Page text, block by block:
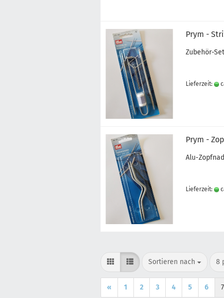
Prym -
Zubehör-
Lieferzeit:
Prym -
Alu-
Lieferzeit:
Sortieren nach
Sortieren nach 8
« 1 2 3 4 5 6 7